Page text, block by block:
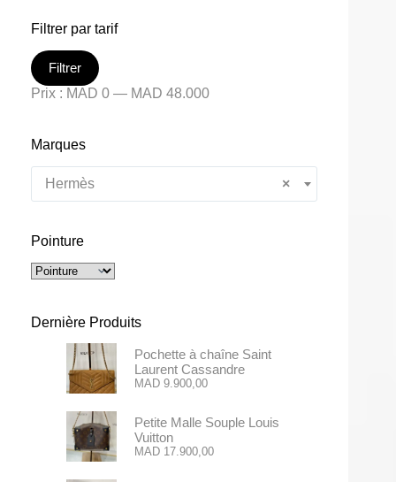
Filtrer par tarif
Filtrer
Prix : MAD 0 — MAD 48.000
Marques
×
Hermès
Pointure
Dernière Produits
Pochette à chaîne Saint
Laurent Cassandre
MAD9.900,00
Petite Malle Souple Louis
Vuitton
MAD17.900,00